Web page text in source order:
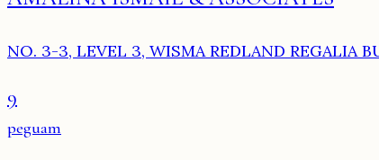
NO. 3-3, LEVEL 3, WISMA REDLAND REGALIA
9
peguam